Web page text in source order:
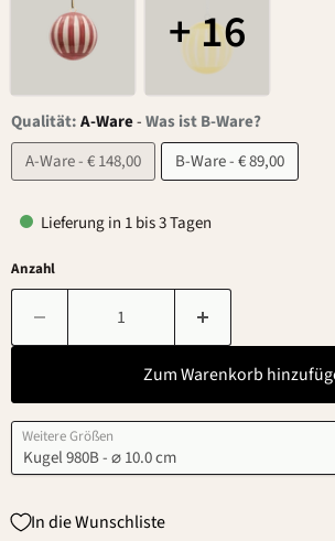
+ 16
Qualität:A-Ware-Was ist B-Ware?
A-Ware - € 148,00
B-Ware - € 89,00
Lieferung in 1 bis 3 Tagen
Anzahl
Zum Warenkorb
Weitere Größen
In die Wunschliste